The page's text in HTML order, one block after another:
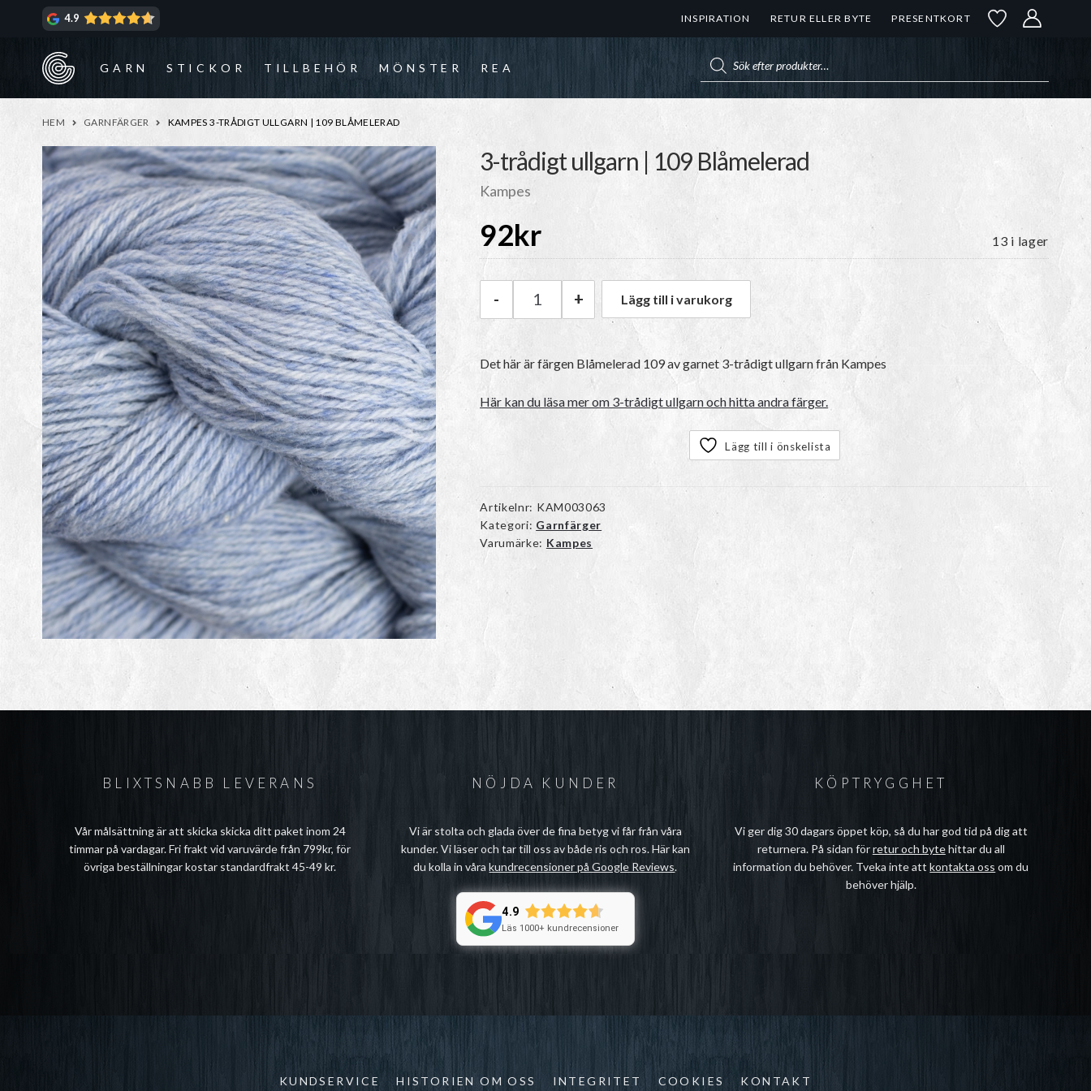
4.9 INSPIRATION RETUR ELLER BYTE PRESENTKORT
GARN STICKOR TILLBEHÖR MÖNSTER REA
HEM GARNFÄRGER KAMPES 3-TRÅDIGT ULLGARN | 109 BLÅMELERAD
3-trådigt ullgarn | 109 Blåmelerad
Kampes
92kr 13 i lager
Kampes 3-trådigt ullgarn | 109 Blåmelerad mängd
- + Lägg till i varukorg
Det här är färgen Blåmelerad 109av garnet3-trådigt ullgarnfrån Kampes
Här kan du läsa mer om 3-trådigt ullgarn och hitta andra färger.
Lägg till i önskelista
Artikelnr: KAM003063
Kategori: Garnfärger
Varumärke: Kampes
BLIXTSNABB LEVERANS
Vår målsättning är att skicka skicka ditt paket inom 24
timmar på vardagar. Fri frakt vid varuvärde från 799kr, för
övriga beställningar kostar standardfrakt 45-49 kr.
NÖJDA KUNDER
Vi är stolta och glada över de fina betyg vi får från våra
kunder. Vi läser och tar till oss av både ris och ros. Här kan
du kolla in vårakundrecensioner på Google Reviews.
4.9
Läs 1000+ kundrecensioner
KÖPTRYGGHET
Vi ger dig 30 dagars öppet köp, så du har god tid på dig att
returnera. På sidan förretur och bytehittar du all
information du behöver. Tveka inte attkontakta oss om du
behöver hjälp.
KUNDSERVICE HISTORIEN OM OSS INTEGRITET COOKIES KONTAKT